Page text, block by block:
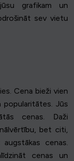
grafikam un
sev vietu
Cena bieži vien
popularitātes. Jūs
cenas. Daži
bet citi,
cenas.
cenas un